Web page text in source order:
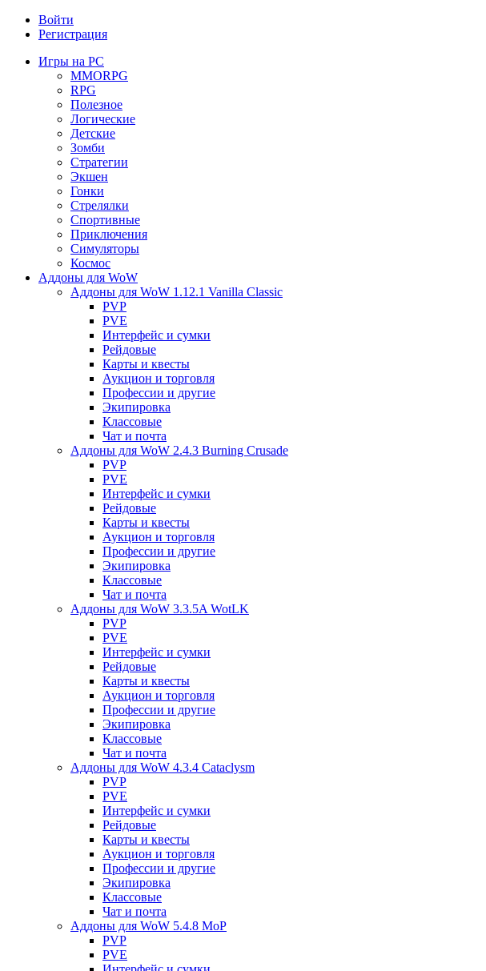
Войти
Регистрация
Игры на PC
MMORPG
RPG
Полезное
Логические
Детские
Зомби
Стратегии
Экшен
Гонки
Стрелялки
Спортивные
Приключения
Симуляторы
Космос
Аддоны для WoW
Аддоны для WoW 1.12.1 Vanilla Classic
PVP
PVE
Интерфейс и сумки
Рейдовые
Карты и квесты
Аукцион и торговля
Профессии и другие
Экипировка
Классовые
Чат и почта
Аддоны для WoW 2.4.3 Burning Crusade
PVP
PVE
Интерфейс и сумки
Рейдовые
Карты и квесты
Аукцион и торговля
Профессии и другие
Экипировка
Классовые
Чат и почта
Аддоны для WoW 3.3.5A WotLK
PVP
PVE
Интерфейс и сумки
Рейдовые
Карты и квесты
Аукцион и торговля
Профессии и другие
Экипировка
Классовые
Чат и почта
Аддоны для WoW 4.3.4 Cataclysm
PVP
PVE
Интерфейс и сумки
Рейдовые
Карты и квесты
Аукцион и торговля
Профессии и другие
Экипировка
Классовые
Чат и почта
Аддоны для WoW 5.4.8 MoP
PVP
PVE